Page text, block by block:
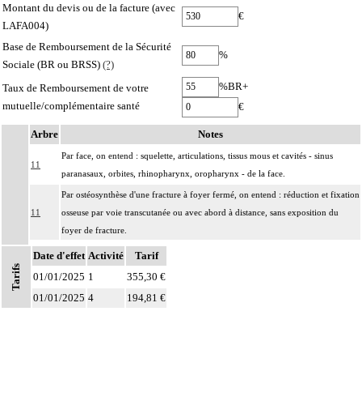
Montant du devis ou de la facture (avec
LAFA004)
€
Base de Remboursement de la Sécurité
Sociale (BR ou BRSS) (?)
%
Taux de Remboursement de votre
mutuelle/complémentaire santé
%BR+
€
Arbre Notes
11
Par face, on entend : squelette, articulations, tissus mous et cavités - sinus
paranasaux, orbites, rhinopharynx, oropharynx - de la face.
11
Par ostéosynthèse d'une fracture à foyer fermé, on entend : réduction et fixation
osseuse par voie transcutanée ou avec abord à distance, sans exposition du
foyer de fracture.
11
Par ostéosynthèse d'une fracture à foyer ouvert, on entend : réduction et
fixation osseuse avec exposition du foyer de fracture.
Tarifs
Date d'effet Activité
Tarif
01/01/2025 1
355,30 €
01/01/2025 4 194,81 €